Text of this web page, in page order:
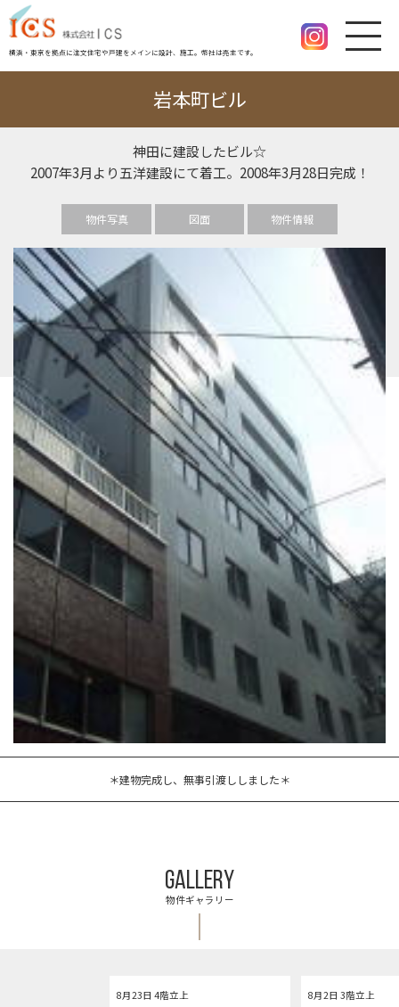
横浜・東京を拠点に注文住宅や戸建をメインに設計、施工。幣社は売主です。
岩本町ビル
神田に建設したビル☆
2007年3月より五洋建設にて着工。2008年3月28日完成！
物件写真 図面 物件情報
＊建物完成し、無事引渡ししました＊
GALLERY
物件ギャラリー
8月23日 4階立上 8月2日 3階立上